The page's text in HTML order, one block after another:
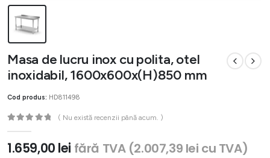
Masa de lucru inox cu polita, otel
inoxidabil, 1600x600x(H)850 mm
Cod produs: HD811498
( Nu există recenzii până acum. )
1.659,00 lei fără TVA (2.007,39 lei cu TVA)